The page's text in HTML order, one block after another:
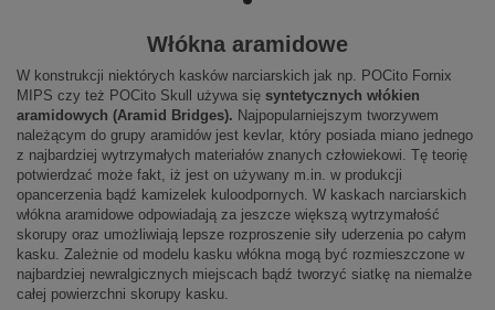
Włókna aramidowe
W konstrukcji niektórych kasków narciarskich jak np. POCito Fornix
MIPS czy też POCito Skull używa się syntetycznych włókien
aramidowych (Aramid Bridges). Najpopularniejszym tworzywem
należącym do grupy aramidów jest kevlar, który posiada miano jednego
z najbardziej wytrzymałych materiałów znanych człowiekowi. Tę teorię
potwierdzać może fakt, iż jest on używany m.in. w produkcji
opancerzenia bądź kamizelek kuloodpornych. W kaskach narciarskich
włókna aramidowe odpowiadają za jeszcze większą wytrzymałość
skorupy oraz umożliwiają lepsze rozproszenie siły uderzenia po całym
kasku. Zależnie od modelu kasku włókna mogą być rozmieszczone w
najbardziej newralgicznych miejscach bądź tworzyć siatkę na niemalże
całej powierzchni skorupy kasku.